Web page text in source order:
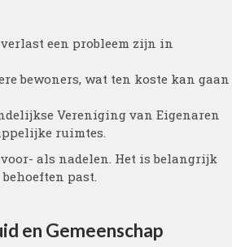
een probleem zijn in
bewoners, wat ten koste kan gaan
Vereniging van Eigenaren
ruimtes.
als nadelen. Het is belangrijk
past.
en Gemeenschap